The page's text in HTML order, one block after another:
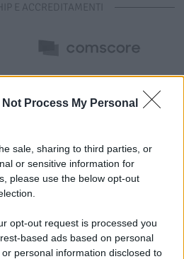
Not Process My Personal
sale, sharing to third parties, or
or sensitive information for
please use the below opt-out
opt-out request is processed you
based ads based on personal
personal information disclosed to
E ACCREDITAMENTI
- P.IVA 04827280654 - Testata
Nocera Inferiore N. 8/2020 - RG N.
35792 – ISCRITTA ALL’ANSO
STAMPA ONLINE)